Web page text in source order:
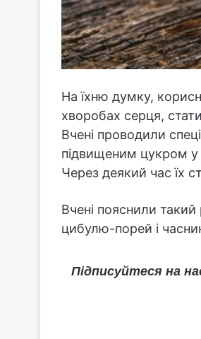
На їхню думку,
хворобах серця,
Вчені проводили
підвищеним цукром у
Через деякий час їх
Вчені пояснили
цибулю-порей і
Підписуйтеся на